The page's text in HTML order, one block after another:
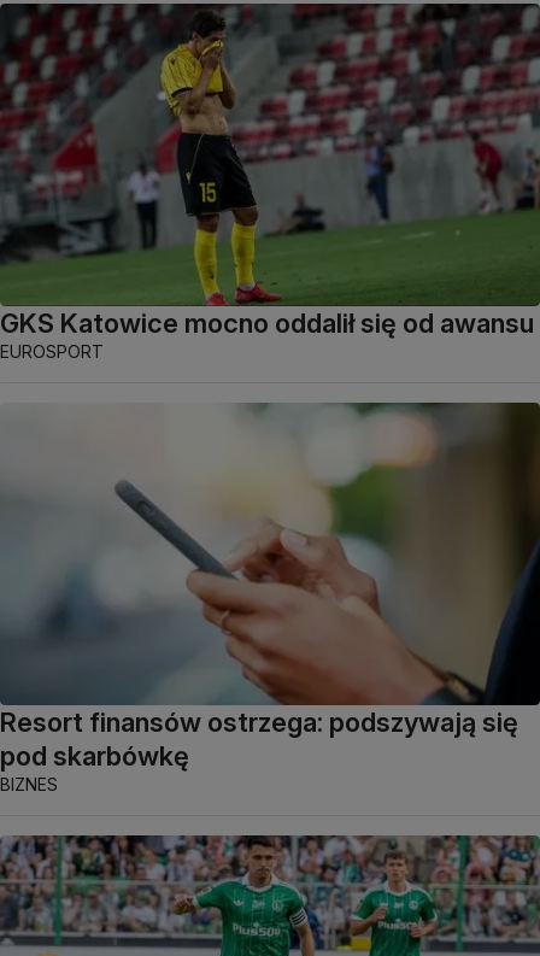
GKS Katowice mocno oddalił się od awansu
EUROSPORT
Resort finansów ostrzega: podszywają się
pod skarbówkę
BIZNES